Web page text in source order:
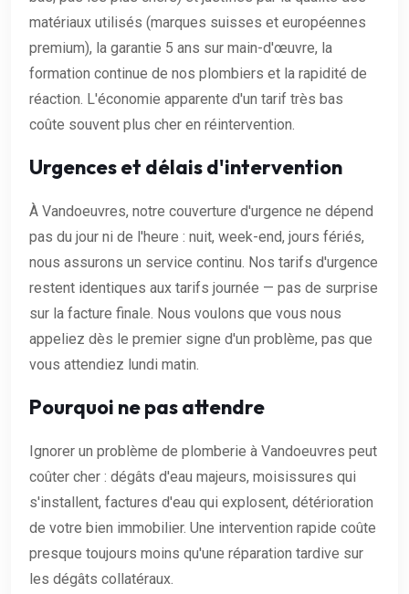
matériaux utilisés (marques suisses et européennes
premium), la garantie 5 ans sur main-d'œuvre, la
formation continue de nos plombiers et la rapidité de
réaction. L'économie apparente d'un tarif très bas
coûte souvent plus cher en réintervention.
Urgences et délais d'intervention
À Vandoeuvres, notre couverture d'urgence ne dépend
pas du jour ni de l'heure : nuit, week-end, jours fériés,
nous assurons un service continu. Nos tarifs d'urgence
restent identiques aux tarifs journée — pas de surprise
sur la facture finale. Nous voulons que vous nous
appeliez dès le premier signe d'un problème, pas que
vous attendiez lundi matin.
Pourquoi ne pas attendre
Ignorer un problème de plomberie à Vandoeuvres peut
coûter cher : dégâts d'eau majeurs, moisissures qui
s'installent, factures d'eau qui explosent, détérioration
de votre bien immobilier. Une intervention rapide coûte
presque toujours moins qu'une réparation tardive sur
les dégâts collatéraux.